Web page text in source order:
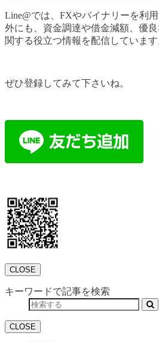
Line@では、FXやバイナリーを利
外にも、資金調達や借金減額、優
関する役立つ情報を配信しています
ぜひ登録してみて下さいね。
CLOSE
キーワードで記事を検索
CLOSE